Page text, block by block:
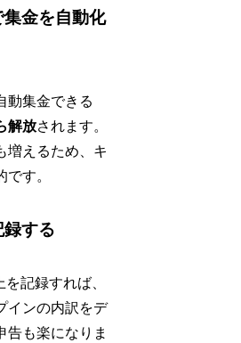
金を自動化
動集金できる
解放されます。
増えるため、キ
す。
する
記録すれば、
インの内訳をデ
告も楽になりま